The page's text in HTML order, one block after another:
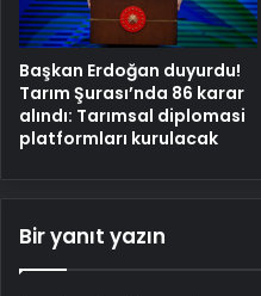
Başkan Erdoğan duyurdu!
Tarım Şurası’nda 86 karar
alındı: Tarımsal diplomasi
platformları kurulacak
Bir yanıt yazın